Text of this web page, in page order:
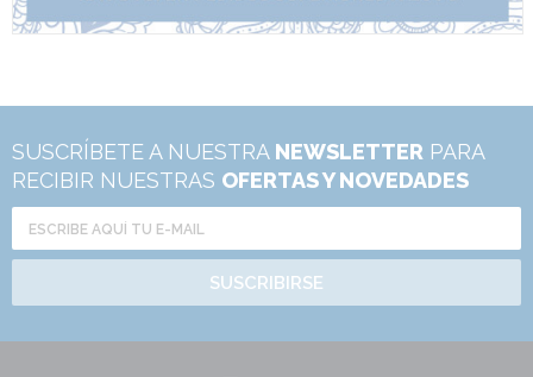
SUSCRÍBETE A NUESTRA NEWSLETTER PARA
RECIBIR NUESTRAS OFERTAS Y NOVEDADES
SUSCRIBIRSE